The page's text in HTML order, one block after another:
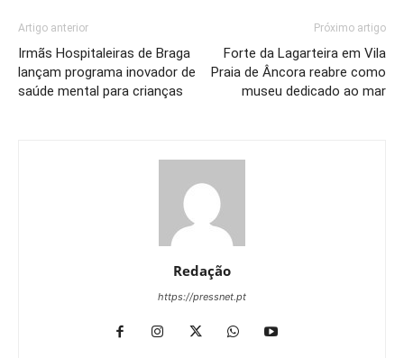
Artigo anterior
Irmãs Hospitaleiras de Braga
lançam programa inovador de
saúde mental para crianças
Próximo artigo
Forte da Lagarteira em Vila
Praia de Âncora reabre como
museu dedicado ao mar
Redação
https://pressnet.pt